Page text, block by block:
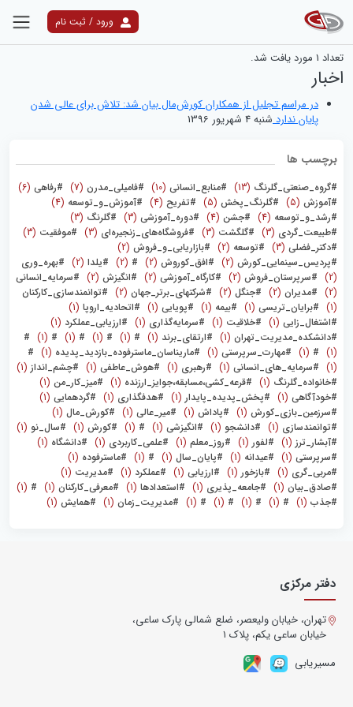
ورود / ثبت نام
نتایج جستجو
تعداد 1 مورد یافت شد.
اخبار
در مراسم تجلیل از همکاران کورش‌مال بیان شد: تلاش برای عالی شدن
پایان نداردشنبه 4 شهریور 1396
برچسب ها
#گروه_صنعتی_گلرنگ (13) #منابع_انسانی (10) #فامیلی_مدرن (7) #رفاهی (6)
#آموزش (5) #گلرنگ_پخش (5) #تفریح (4) #آموزش_و_توسعه (4)
#رشد_و_توسعه (4) #جشن (4) #دوره_آموزشی (3) #گلرنگ (3)
#طبیعت_گردی (3) #گلگشت (3) #فروشگاه‌های_زنجیره‌ای (3) #موفقیت (3)
#دکتر_فضلی (3) #توسعه (2) #بازاریابی_و_فروش (2)
#پردیس_سینمایی_کورش (2) #افق_کوروش (2)
#
(2) #یلدا (2)
#بهره_وری
(2)
#سرپرستان_فروش (2) #کارگاه_آموزشی (2) #انگیزش (2)
#سرمایه_انسانی
(2)
#مدیران (2) #جنگل (2) #شرکتهای_برتر_جهان (2)
#توانمندسازی_کارکنان
(1)
#برایان_تریسی (1) #بیمه (1) #پویایی (1) #اتحادیه_اروپا (1)
#اشتغال_زایی (1) #خلاقیت (1) #سرمایه‌گذاری (1) #ارزیابی_عملکرد (1)
#دانشکده_مدیریت_تهران (1) #ارتقای_برند (1)
#
(1)
#
(1)
#
(1)
#
(1)
#
(1)
#
(1) #مهارت_سرپرستی (1) #ماریناسان_ماسترفوده_بازدید_پدیده (1)
#
(1)
#سرمایه_های_انسانی (1) #رهبری (1) #هوش_عاطفی (1) #چشم_انداز (1)
#خانواده_گلرنگ (1) #قرعه_کشی،مسابقه،جوایز_ارزنده (1) #میز_کار_من (1)
#خودآگاهی (1) #پخش_پدیده_پایدار (1) #هدفگذاری (1) #گردهمایی (1)
#سرزمین_بازی_کورش (1) #پاداش (1) #میر_عالی (1) #کورش‌_مال (1)
#توانمندسازی (1) #دانشجو (1) #انگیزشی (1)
#
(1) #کورش (1) #سال_نو (1)
#آبشار_ترز (1) #لفور (1) #روز_معلم (1) #علمی_کاربردی (1) #دانشگاه (1)
#سرپرستی (1) #عیدانه (1) #پایان_سال (1)
#
(1) #ماسترفوده (1)
#مربی_گری (1) #بازخور (1) #ارزیابی (1) #عملکرد (1) #مدیریت (1)
#صادق_بیان (1) #جامعه_پذیری (1) #استعدادها (1) #معرفی_کارکنان (1)
#
(1)
#جذب (1)
#
(1)
#
(1)
#
(1)
#
(1) #مدیریت_زمان (1) #همایش (1)
دفتر مرکزی
تهران، خیابان ولیعصر، ضلع شمالی پارک ساعی،
خیابان ساعی یکم، پلاک ۱
مسیریابی